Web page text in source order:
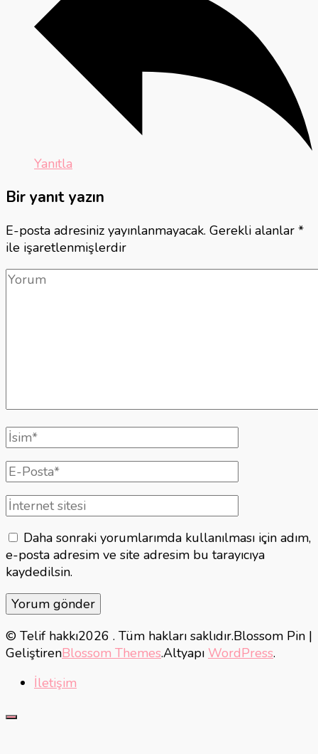
Yanıtla
Bir yanıt yazın
E-posta adresiniz yayınlanmayacak. Gerekli alanlar *
ile işaretlenmişlerdir
Yorum
Tam
isim
E-
posta
İnternet
sitesi
Daha sonraki yorumlarımda kullanılması için adım,
e-posta adresim ve site adresim bu tarayıcıya
kaydedilsin.
© Telif hakkı2026 . Tüm hakları saklıdır.Blossom Pin |
GeliştirenBlossom Themes.Altyapı WordPress.
İletişim